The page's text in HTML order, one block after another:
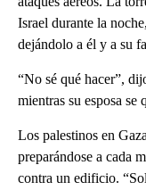
Israel durante la
dejándolo a él y a su
“No sé qué hacer”,
mientras su esposa se
Los palestinos en
preparándose a cada
contra un edificio.